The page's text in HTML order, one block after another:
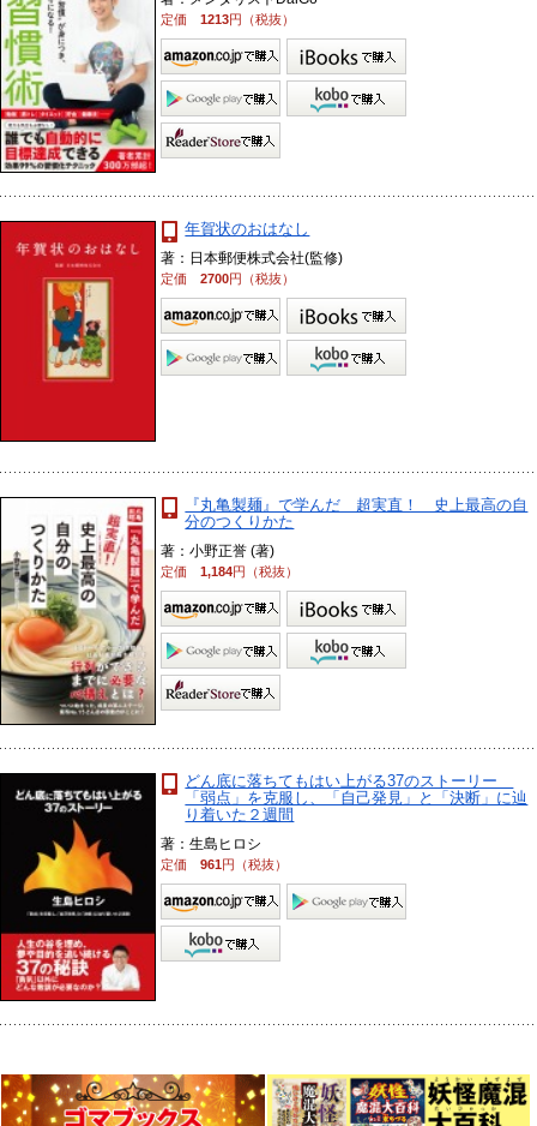
定価1213円（税抜）
年賀状のおはなし
著：日本郵便株式会社(監修)
定価2700円（税抜）
『丸亀製麺』で学んだ 超実直！ 史上最高の自
分のつくりかた
著：小野正誉 (著)
定価1,184円（税抜）
どん底に落ちてもはい上がる37のストーリー
「弱点」を克服し、「自己発見」と「決断」に辿
り着いた２週間
著：生島ヒロシ
定価961円（税抜）